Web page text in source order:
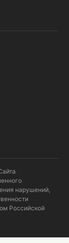
нарушений,
Российской